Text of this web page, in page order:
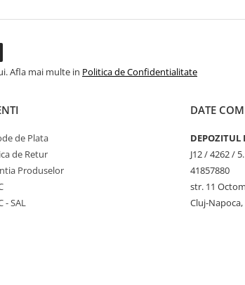
Afla mai multe in Politica de Confidentialitate
de Plata
de Retur
Produselor
- SAL
DATE
DEPOZITUL
J12 / 4262 /
41857880
str. 11
Cluj-Napoca,